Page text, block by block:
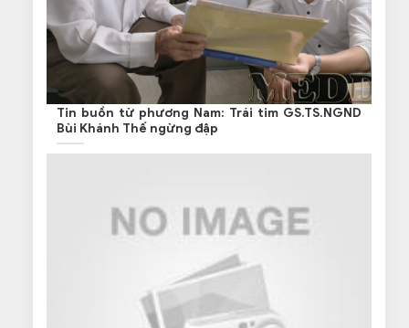
Tin buồn từ phương Nam: Trái tim GS.TS.NGND
Bùi Khánh Thế ngừng đập